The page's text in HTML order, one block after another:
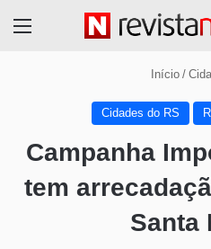
Início /
Cidades do RS
Campanha
tem
Santa